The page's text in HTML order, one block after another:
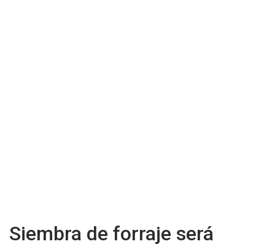
Siembra de forraje será